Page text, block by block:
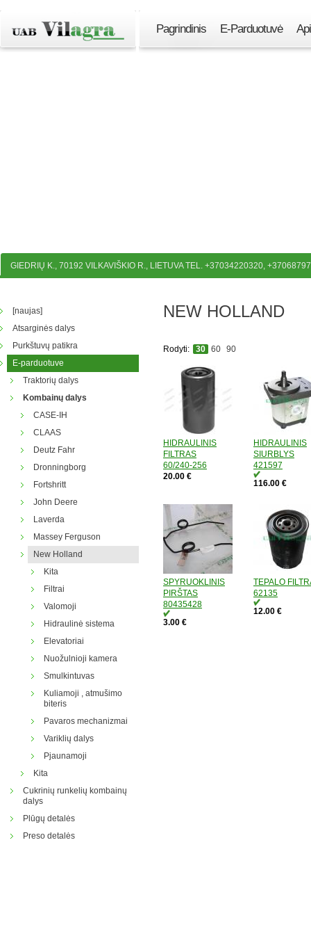
Pagrindinis E-Parduotuvė
GIEDRIŲ K., 70192 VILKAVIŠKIO R., LIETUVA TEL. +37034220320,
NEW HOLLAND
Rodyti: 30 60 90
HIDRAULINIS
FILTRAS
60/240-256
20.00 €
HIDRAULINIS
SIURBLYS
421597
116.00 €
SPYRUOKLINIS
PIRŠTAS
80435428
3.00 €
TEPALO
62135
12.00 €
[naujas]
Atsarginės dalys
Purkštuvų patikra
E-parduotuve
Traktorių dalys
Kombainų dalys
CASE-IH
CLAAS
Deutz Fahr
Dronningborg
Fortshritt
John Deere
Laverda
Massey Ferguson
New Holland
Kita
Filtrai
Valomoji
Hidraulinė sistema
Elevatoriai
Nuožulnioji kamera
Smulkintuvas
Kuliamoji , atmušimo
biteris
Pavaros mechanizmai
Variklių dalys
Pjaunamoji
Kita
Cukrinių runkelių kombainų
dalys
Plūgų detalės
Preso detalės